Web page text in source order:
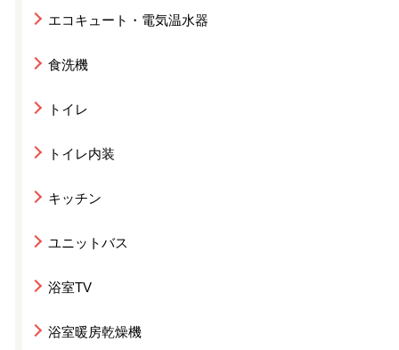
エコキュート・電気温水器
食洗機
トイレ
トイレ内装
キッチン
ユニットバス
浴室TV
浴室暖房乾燥機